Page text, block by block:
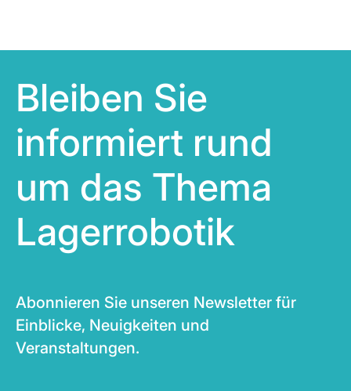
Bleiben Sie
informiert rund
um das Thema
Lagerrobotik
Abonnieren Sie unseren Newsletter für
Einblicke, Neuigkeiten und
Veranstaltungen.